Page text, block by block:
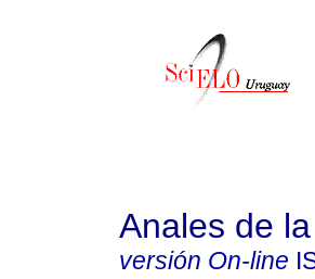
Anales de
versión On-line